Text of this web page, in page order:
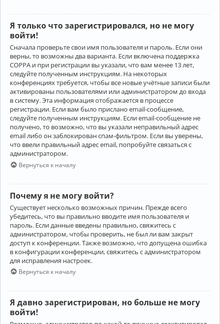
Я только что зарегистрировался, но не могу
войти!
Сначала проверьте свои имя пользователя и пароль. Если они
верны, то возможны два варианта. Если включена поддержка
COPPA и при регистрации вы указали, что вам менее 13 лет,
следуйте полученным инструкциям. На некоторых
конференциях требуется, чтобы все новые учётные записи были
активированы пользователями или администратором до входа
в систему. Эта информация отображается в процессе
регистрации. Если вам было прислано email-сообщение,
следуйте полученным инструкциям. Если email-сообщение не
получено, то возможно, что вы указали неправильный адрес
email либо он заблокирован спам-фильтром. Если вы уверены,
что ввели правильный адрес email, попробуйте связаться с
администратором.
Вернуться к началу
Почему я не могу войти?
Существует несколько возможных причин. Прежде всего
убедитесь, что вы правильно вводите имя пользователя и
пароль. Если данные введены правильно, свяжитесь с
администратором, чтобы проверить, не был ли вам закрыт
доступ к конференции. Также возможно, что допущена ошибка
в конфигурации конференции, свяжитесь с администратором
для исправления настроек.
Вернуться к началу
Я давно зарегистрирован, но больше не могу
войти!